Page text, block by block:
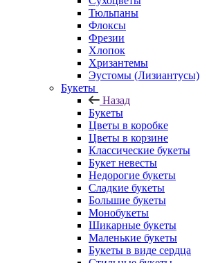
Тюльпаны
Флоксы
Фрезии
Хлопок
Хризантемы
Эустомы (Лизиантусы)
Букеты
Назад
Букеты
Цветы в коробке
Цветы в корзине
Классические букеты
Букет невесты
Недорогие букеты
Сладкие букеты
Большие букеты
Монобукеты
Шикарные букеты
Маленькие букеты
Букеты в виде сердца